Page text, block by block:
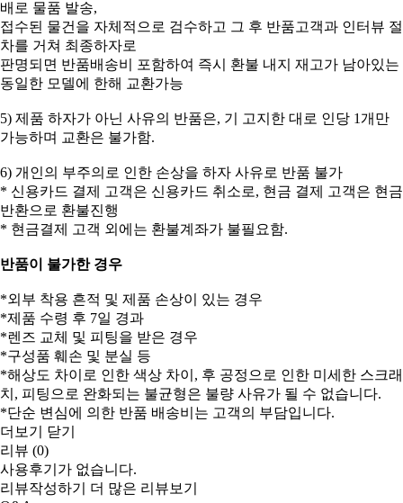
배로 물품 발송,
접수된 물건을 자체적으로 검수하고 그 후 반품고객과 인터뷰 절
차를 거쳐 최종하자로
판명되면 반품배송비 포함하여 즉시 환불 내지 재고가 남아있는
동일한 모델에 한해 교환가능
5) 제품 하자가 아닌 사유의 반품은, 기 고지한 대로 인당 1개만
가능하며 교환은 불가함.
6) 개인의 부주의로 인한 손상을 하자 사유로 반품 불가
* 신용카드 결제 고객은 신용카드 취소로, 현금 결제 고객은 현금
반환으로 환불진행
* 현금결제 고객 외에는 환불계좌가 불필요함.
반품이 불가한 경우
*외부 착용 흔적 및 제품 손상이 있는 경우
*제품 수령 후 7일 경과
*렌즈 교체 및 피팅을 받은 경우
*구성품 훼손 및 분실 등
*해상도 차이로 인한 색상 차이, 후 공정으로 인한 미세한 스크래
치, 피팅으로 완화되는 불균형은 불량 사유가 될 수 없습니다.
*단순 변심에 의한 반품 배송비는 고객의 부담입니다.
더보기
닫기
리뷰 (0)
사용후기가 없습니다.
리뷰작성하기
더 많은 리뷰보기